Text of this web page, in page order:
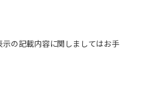
の記載内容に関しましてはお手